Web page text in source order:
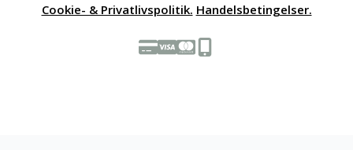
Cookie- & Privatlivspolitik. Handelsbetingelser.